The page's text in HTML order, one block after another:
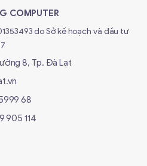
người dùng dễ dàng lắp
trợ đi dây gọn gàng, tạo sự
nghiệp cho hệ thống.
VSP V500
hiện đại
việc.
COMPUTER
do Sở kế hoạch và đầu tư
8, Tp. Đà Lạt
68
905 114